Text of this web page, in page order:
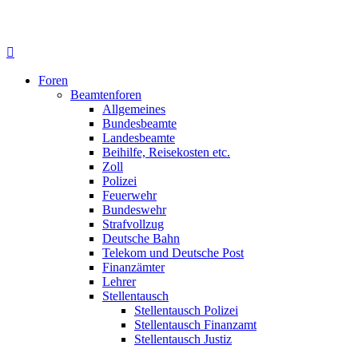
Foren
Beamtenforen
Allgemeines
Bundesbeamte
Landesbeamte
Beihilfe, Reisekosten etc.
Zoll
Polizei
Feuerwehr
Bundeswehr
Strafvollzug
Deutsche Bahn
Telekom und Deutsche Post
Finanzämter
Lehrer
Stellentausch
Stellentausch Polizei
Stellentausch Finanzamt
Stellentausch Justiz